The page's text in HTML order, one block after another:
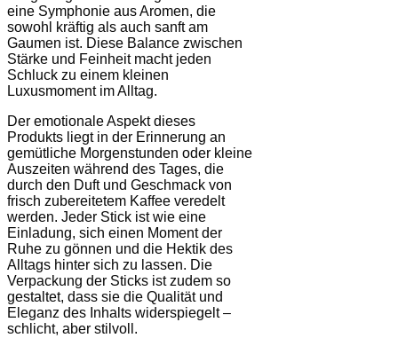
eine Symphonie aus Aromen, die
sowohl kräftig als auch sanft am
Gaumen ist. Diese Balance zwischen
Stärke und Feinheit macht jeden
Schluck zu einem kleinen
Luxusmoment im Alltag.
Der emotionale Aspekt dieses
Produkts liegt in der Erinnerung an
gemütliche Morgenstunden oder kleine
Auszeiten während des Tages, die
durch den Duft und Geschmack von
frisch zubereitetem Kaffee veredelt
werden. Jeder Stick ist wie eine
Einladung, sich einen Moment der
Ruhe zu gönnen und die Hektik des
Alltags hinter sich zu lassen. Die
Verpackung der Sticks ist zudem so
gestaltet, dass sie die Qualität und
Eleganz des Inhalts widerspiegelt –
schlicht, aber stilvoll.